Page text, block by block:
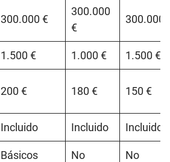
300.000 €
300.000
€
300.000
1.500 € 1.000 € 1.500 €
200 € 180 € 150 €
Incluido Incluido Incluido
Básicos
No
No